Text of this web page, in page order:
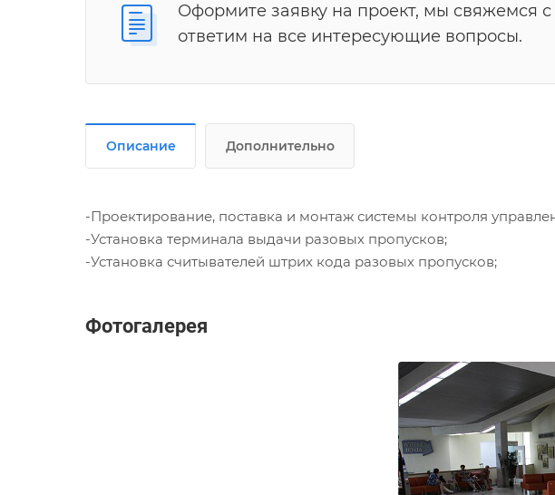
Оформите заявку на проект, мы свяжемся
ответим на все интересующие вопросы.
Описание Дополнительно
-Проектирование, поставка и монтаж системы контроля
-Установка терминала выдачи разовых пропусков;
-Установка считывателей штрих кода разовых пропусков;
Фотогалерея